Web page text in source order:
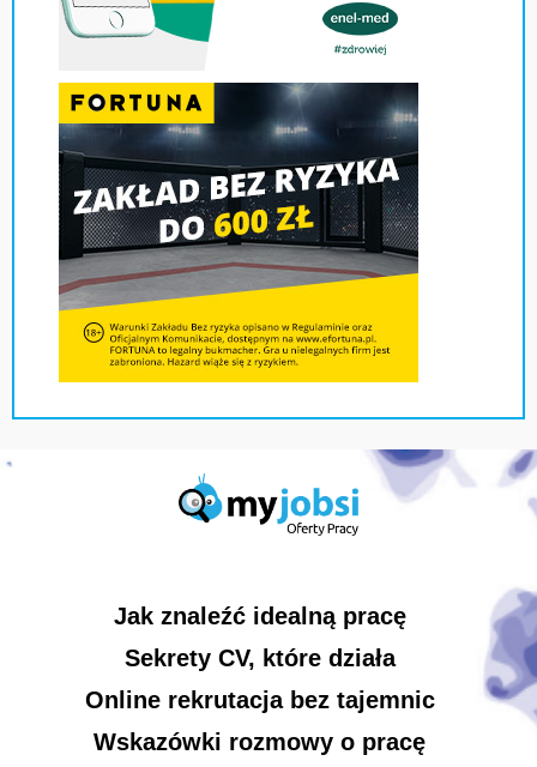
Jak znaleźć idealną pracę
Sekrety CV, które działa
Online rekrutacja bez tajemnic
Wskazówki rozmowy o pracę